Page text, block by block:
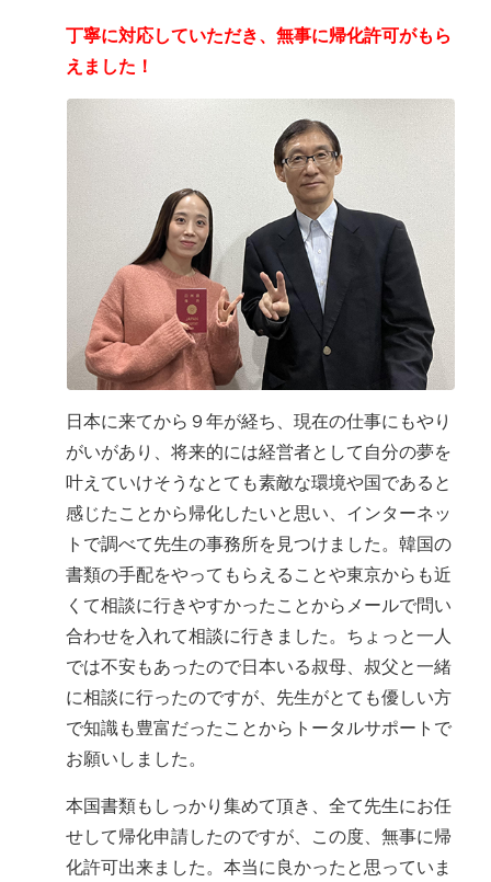
丁寧に対応していただき、無事に帰化許可がもら
えました！
日本に来てから９年が経ち、現在の仕事にもやり
がいがあり、将来的には経営者として自分の夢を
叶えていけそうなとても素敵な環境や国であると
感じたことから帰化したいと思い、インターネッ
トで調べて先生の事務所を見つけました。韓国の
書類の手配をやってもらえることや東京からも近
くて相談に行きやすかったことからメールで問い
合わせを入れて相談に行きました。ちょっと一人
では不安もあったので日本いる叔母、叔父と一緒
に相談に行ったのですが、先生がとても優しい方
で知識も豊富だったことからトータルサポートで
お願いしました。
本国書類もしっかり集めて頂き、全て先生にお任
せして帰化申請したのですが、この度、無事に帰
化許可出来ました。本当に良かったと思っていま